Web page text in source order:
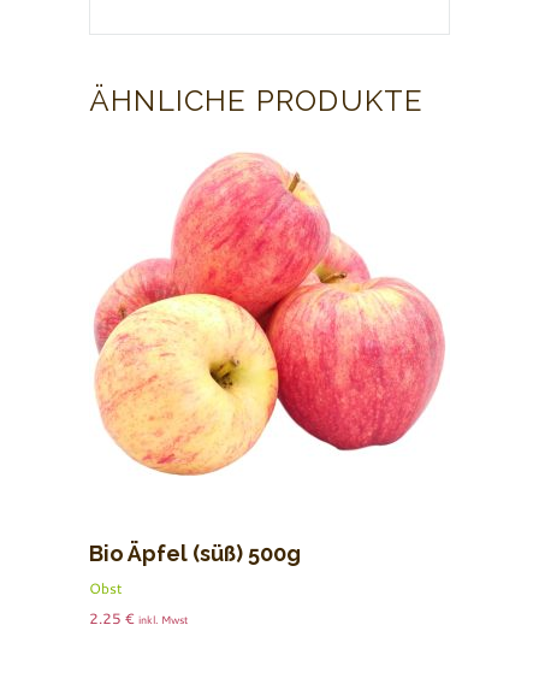
ÄHNLICHE PRODUKTE
Bio Äpfel (süß) 500g
Obst
2.25 € inkl. Mwst